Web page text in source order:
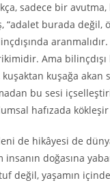
sadece bir
burada değil,
Ama
kuşağa akan
bu sesi
hafızada
de hikâyesi de
doğasına
değil, yaşamın